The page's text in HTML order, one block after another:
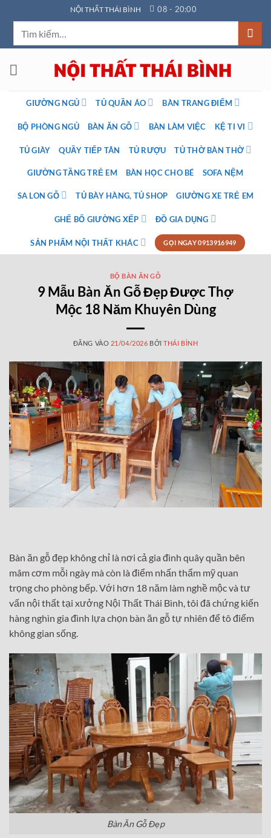
qua
dung
NỘI THẤT THÁI BÌNH 08 - 20:00
GIƯỜNG NGỦ TỦ QUẦN ÁO BÀN TRANG ĐIỂM
BỘ PHÒNG NGỦ BÀN ĂN GỖ BÀN LÀM VIỆC KỆ TI VI
TỦ GIÀY QUẦY TIẾP TÂN TỦ RƯỢU TỦ THỜ BÀN THỜ
GIƯỜNG TẦNG TRẺ EM BÀN HỌC CHO BÉ SOFA NỆM
SA LON GỖ TỦ BÀY HÀNG, TỦ SHOP GIƯỜNG XE TRẺ EM
GHẾ BỐ GIƯỜNG XẾP ĐỒ GIA DỤNG
SẢN PHẨM NỘI THẤT KHÁC GỌI NGAY 0913916949
BỘ BÀN ĂN GỖ
9 Mẫu Bàn Ăn Gỗ Đẹp Được Thợ
Mộc 18 Năm Khuyên Dùng
ĐĂNG VÀO 21/04/2026 BỞITHÁI BÌNH
Bàn ăn gỗ đẹp không chỉ là nơi cả gia đình quây quần bên
mâm cơm mỗi ngày mà còn là điểm nhấn thẩm mỹ quan
trọng cho phòng bếp. Với hơn 18 năm làm nghề mộc và tư
vấn nội thất tại xưởng Nội Thất Thái Bình, tôi đã chứng kiến
hàng nghìn gia đình lựa chọn bàn ăn gỗ tự nhiên để tô điểm
không gian sống.
Bàn Ăn Gỗ Đẹp